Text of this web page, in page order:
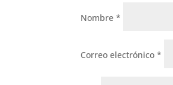
Nombre*
Correo electrónico*